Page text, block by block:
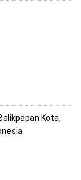
Kota,